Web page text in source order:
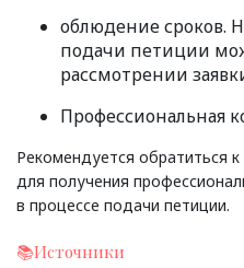
облюдение сроков.
подачи петиции
рассмотрении
Профессиональная
Рекомендуется обратиться
для получения
в процессе подачи петиции.
📚Источники